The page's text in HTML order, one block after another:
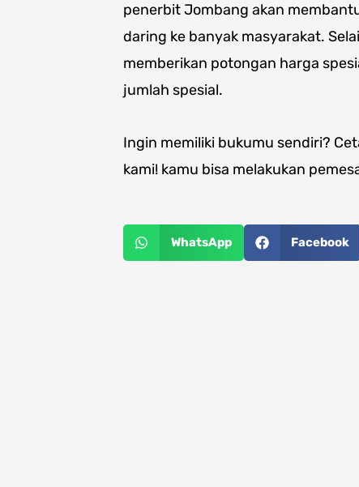
penerbit Jombang akan
daring ke banyak masyarakat.
memberikan potongan harga
jumlah spesial.
Ingin memiliki bukumu sendiri?
kami! kamu bisa melakukan
WhatsApp Facebook